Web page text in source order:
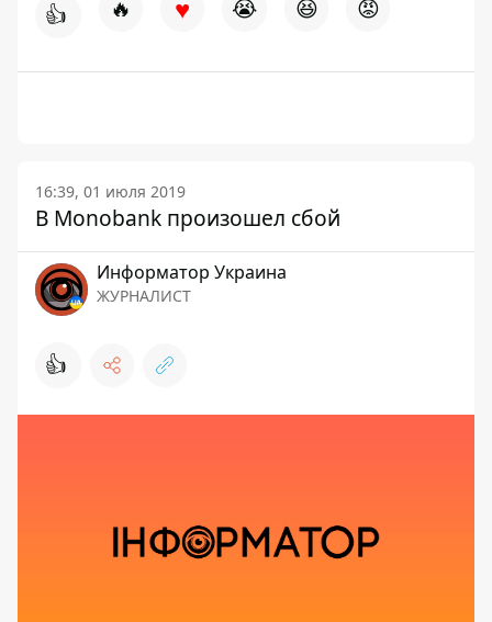
👍 🔥 ♥ 😭 😆 😡
16:39, 01 июля 2019
В Monobank произошел сбой
Информатор Украина
ЖУРНАЛИСТ
👍